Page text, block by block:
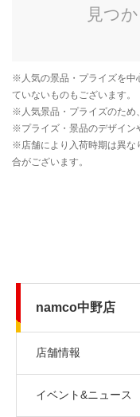
namco中野店
店舗情報
イベント&ニュース